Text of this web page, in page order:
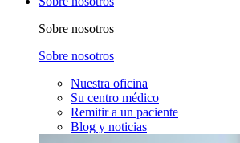
Sobre nosotros
Sobre nosotros
Nuestra oficina
Su centro médico
Remitir a un paciente
Blog y noticias